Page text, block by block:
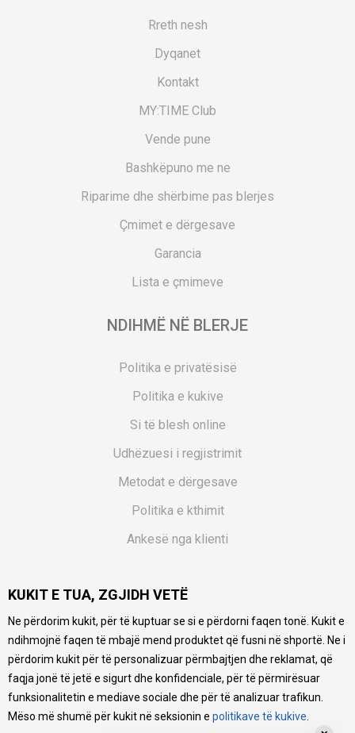
Rreth nesh
Dyqanet
Kontakt
MY:TIME Club
Vende pune
Bashkëpuno me ne
Riparime dhe shërbime pas blerjes
Çmimet e dërgesave
Garancia
Lista e çmimeve
NDIHMË NË BLERJE
Politika e privatësisë
Politika e kukive
Si të blesh online
Udhëzuesi i regjistrimit
Metodat e dërgesave
Politika e kthimit
Ankesë nga klienti
Pyetjet më të shpeshta
Ne bëjmë çmos që të ofrojmë një përshkrim sa më të saktë
të produkteve tona, ofrojmë edhe foto e çmimin, por nuk
mund të garantojmë që informacioni është i plotë e pa
gabime. Të gjitha produktet janë pjesë e portfolios sonë, por
kjo nuk do të thotë se janë në gjendje në çdo çast.
KUKIT E TUA, ZGJIDH VETË
Ne përdorim kukit, për të kuptuar se si e përdorni faqen tonë. Kukit e
ndihmojnë faqen të mbajë mend produktet që fusni në shportë. Ne i
përdorim kukit për të personalizuar përmbajtjen dhe reklamat, që
faqja jonë të jetë e sigurt dhe konfidenciale, për të përmirësuar
funksionalitetin e mediave sociale dhe për të analizuar trafikun.
Mëso më shumë për kukit në seksionin e politikave të kukive